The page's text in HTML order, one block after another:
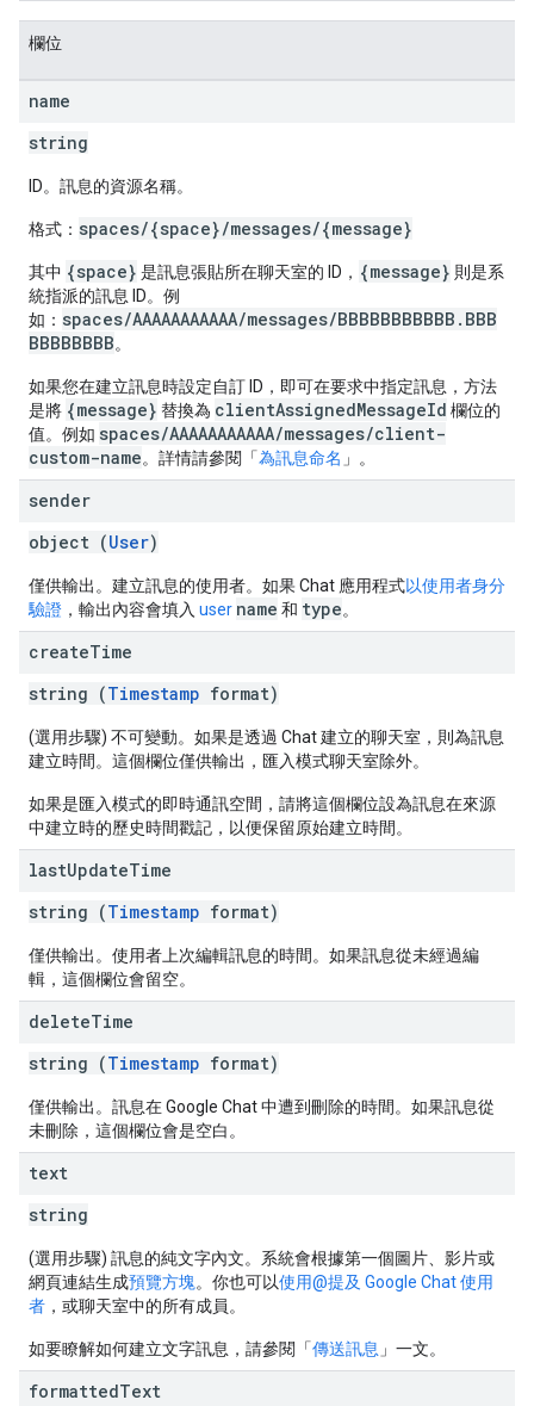
欄位
name
string
ID。訊息的資源名稱。
格式： spaces/{space}/messages/{message}
其中 {space} 是訊息張貼所在聊天室的 ID， {message} 則是系
統指派的訊息 ID。例
如： spaces/AAAAAAAAAAA/messages/BBBBBBBBBBB.BBB
BBBBBBBB。
如果您在建立訊息時設定自訂 ID，即可在要求中指定訊息，方法
是將 {message} 替換為 clientAssignedMessageId 欄位的
值。例如 spaces/AAAAAAAAAAA/messages/client-
custom-name。詳情請參閱「為訊息命名 」。
sender
object (User)
僅供輸出。建立訊息的使用者。如果 Chat 應用程式以使用者身分
驗證 ，輸出內容會填入 user name 和 type。
createTime
string (Timestamp format)
(選用步驟) 不可變動。如果是透過 Chat 建立的聊天室，則為訊息
建立時間。這個欄位僅供輸出，匯入模式聊天室除外。
如果是匯入模式的即時通訊空間，請將這個欄位設為訊息在來源
中建立時的歷史時間戳記，以便保留原始建立時間。
lastUpdateTime
string (Timestamp format)
僅供輸出。使用者上次編輯訊息的時間。如果訊息從未經過編
輯，這個欄位會留空。
deleteTime
string (Timestamp format)
僅供輸出。訊息在 Google Chat 中遭到刪除的時間。如果訊息從
未刪除，這個欄位會是空白。
text
string
(選用步驟) 訊息的純文字內文。系統會根據第一個圖片、影片或
網頁連結生成預覽方塊。你也可以使用@提及 Google Chat 使用
者 ，或聊天室中的所有成員。
如要瞭解如何建立文字訊息，請參閱「傳送訊息 」一文。
formattedText